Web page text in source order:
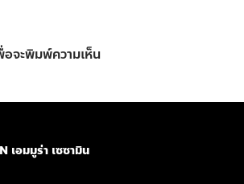
อจะพิมพ์ความเห็น
เอมมูร่า เซซามิน